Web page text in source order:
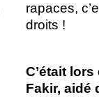
rapaces,
droits !
C’était
Fakir, aidé